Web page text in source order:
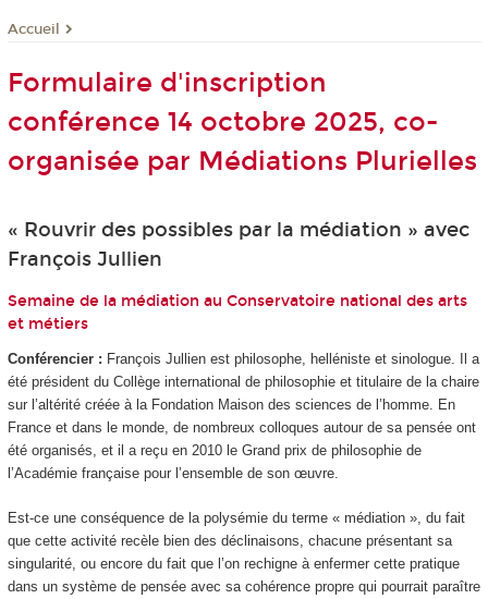
Accueil
Formulaire d'inscription
conférence 14 octobre 2025, co-
organisée par Médiations Plurielles
« Rouvrir des possibles par la médiation » avec
François Jullien
Semaine de la médiation au Conservatoire national des arts
et métiers
Conférencier : François Jullien est philosophe, helléniste et sinologue. Il a
été président du Collège international de philosophie et titulaire de la chaire
sur l’altérité créée à la Fondation Maison des sciences de l’homme. En
France et dans le monde, de nombreux colloques autour de sa pensée ont
été organisés, et il a reçu en 2010 le Grand prix de philosophie de
l’Académie française pour l’ensemble de son œuvre.
Est-ce une conséquence de la polysémie du terme « médiation », du fait
que cette activité recèle bien des déclinaisons, chacune présentant sa
singularité, ou encore du fait que l’on rechigne à enfermer cette pratique
dans un système de pensée avec sa cohérence propre qui pourrait paraître